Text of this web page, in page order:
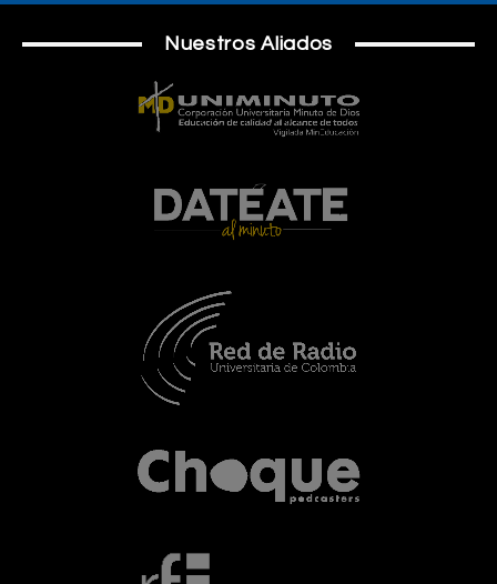
Nuestros Aliados